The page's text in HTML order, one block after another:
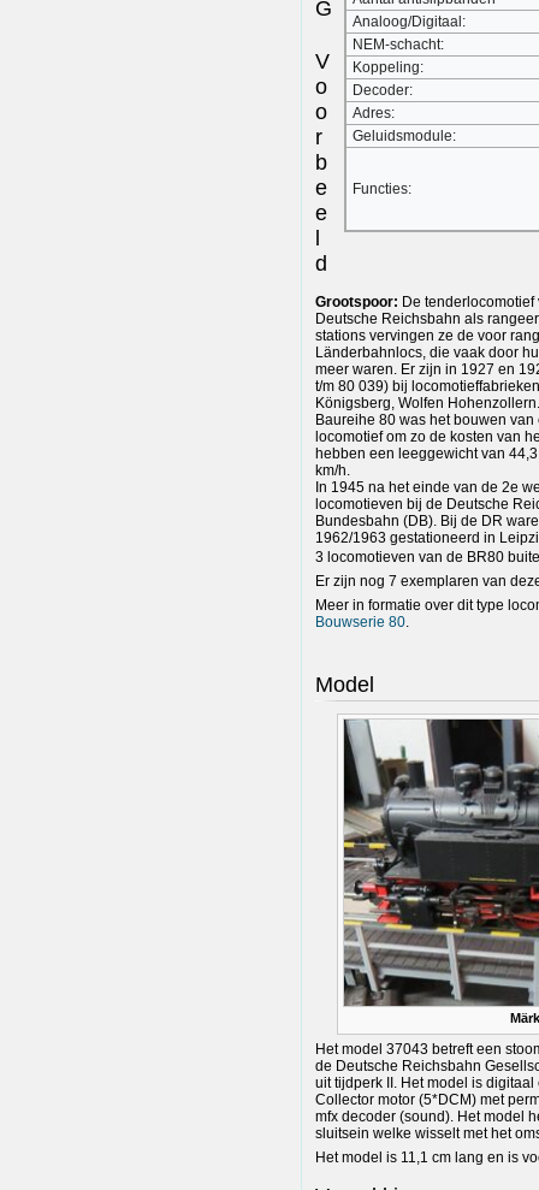
Analoog/Digitaal:
NEM-schacht:
Koppeling:
Decoder:
Adres:
Geluidsmodule:
Functies:
G
V
o
o
r
b
e
e
l
d
Grootspoor: De
Deutsche Reichsbahn als
stations vervingen ze de voor
Länderbahnlocs, die vaak door
meer waren. Er zijn in 1927 en
t/m 80 039) bij
Königsberg, Wolfen
Baureihe 80 was het bouwen
locomotief om zo de kosten van
hebben een leeggewicht van
km/h.
In 1945 na het einde van de 2e
locomotieven bij de Deutsche
Bundesbahn (DB). Bij de DR
1962/1963 gestationeerd in
3 locomotieven van de BR80
Er zijn nog 7 exemplaren van
Meer in formatie over dit type
Bouwserie 80
Model
Het model 37043 betreft een
de Deutsche Reichsbahn
uit tijdperk II. Het model is
Collector motor (5*DCM) met
mfx decoder (sound). Het model
sluitsein welke wisselt met het
Het model is 11,1 cm lang en is